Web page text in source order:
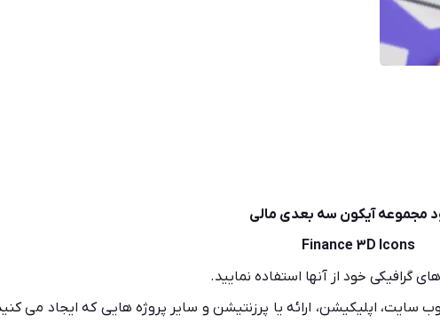
مجموعه آیکون سه بعدی مالی
Finance 3D Icons
گرافیکی خود از آنها استفاده نمایید.
اپلیکیشن، ارائه یا پرزنتیشن و سایر پروژه هایی که ایجاد می